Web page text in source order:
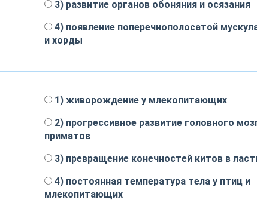
3) развитие органов обоняния и осязания
4) появление поперечнополосатой
и хорды
1) живорождение у млекопитающих
2) прогрессивное развитие головного
приматов
3) превращение конечностей китов в
4) постоянная температура тела у птиц и
млекопитающих